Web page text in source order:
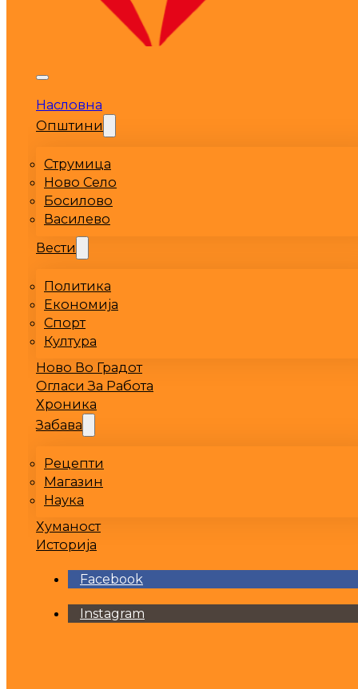
Насловна
Општини
Струмица
Ново Село
Босилово
Василево
Вести
Политика
Економија
Спорт
Култура
Ново Во Градот
Огласи За Работа
Хроника
Забава
Рецепти
Магазин
Наука
Хуманост
Историја
Facebook
Instagram